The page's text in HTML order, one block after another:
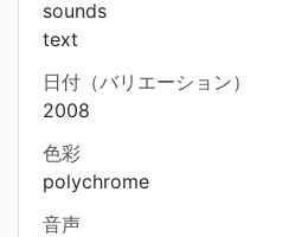
sounds
text
日付（バリエーション）
2008
色彩
polychrome
音声